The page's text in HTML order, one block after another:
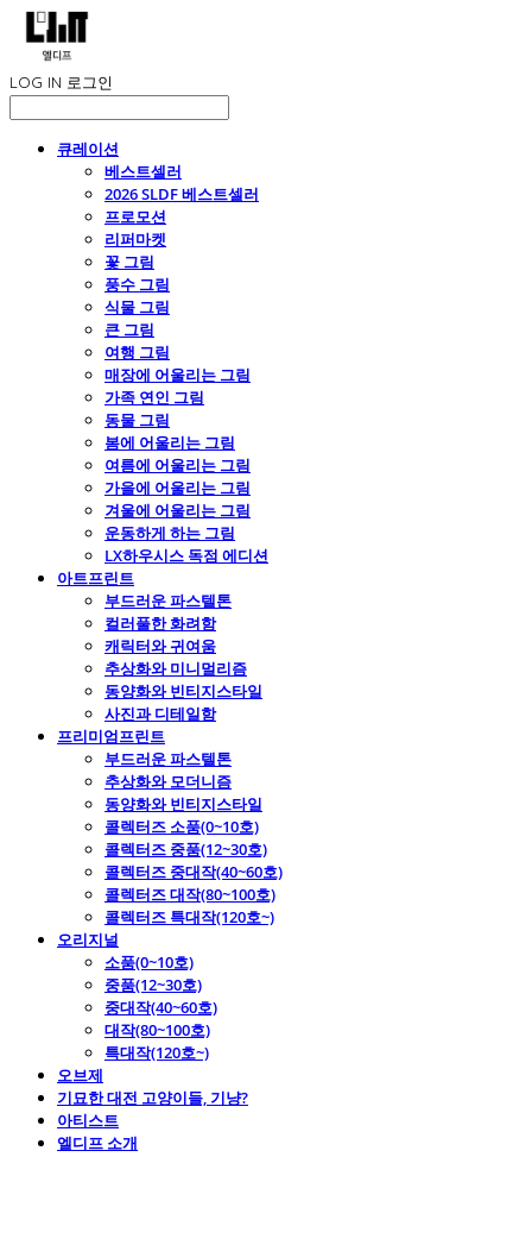
LOG IN 로그인
큐레이션
베스트셀러
2026 SLDF 베스트셀러
프로모션
리퍼마켓
꽃 그림
풍수 그림
식물 그림
큰 그림
여행 그림
매장에 어울리는 그림
가족 연인 그림
동물 그림
봄에 어울리는 그림
여름에 어울리는 그림
가을에 어울리는 그림
겨울에 어울리는 그림
운동하게 하는 그림
LX하우시스 독점 에디션
아트프린트
부드러운 파스텔톤
컬러풀한 화려함
캐릭터와 귀여움
추상화와 미니멀리즘
동양화와 빈티지스타일
사진과 디테일함
프리미엄프린트
부드러운 파스텔톤
추상화와 모더니즘
동양화와 빈티지스타일
콜렉터즈 소품(0~10호)
콜렉터즈 중품(12~30호)
콜렉터즈 중대작(40~60호)
콜렉터즈 대작(80~100호)
콜렉터즈 특대작(120호~)
오리지널
소품(0~10호)
중품(12~30호)
중대작(40~60호)
대작(80~100호)
특대작(120호~)
오브제
기묘한 대전 고양이들, 기냥?
아티스트
엘디프 소개